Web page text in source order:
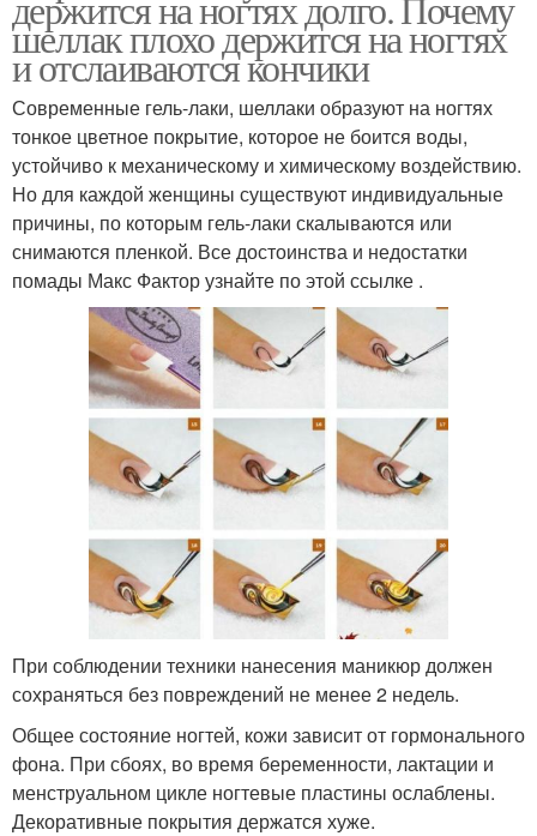
шеллак плохо держится на ногтях
и отслаиваются кончики
Современные гель-лаки, шеллаки образуют на ногтях
тонкое цветное покрытие, которое не боится воды,
устойчиво к механическому и химическому воздействию.
Но для каждой женщины существуют индивидуальные
причины, по которым гель-лаки скалываются или
снимаются пленкой. Все достоинства и недостатки
помады Макс Фактор узнайте по этой ссылке .
При соблюдении техники нанесения маникюр должен
сохраняться без повреждений не менее 2 недель.
Общее состояние ногтей, кожи зависит от гормонального
фона. При сбоях, во время беременности, лактации и
менструальном цикле ногтевые пластины ослаблены.
Декоративные покрытия держатся хуже.